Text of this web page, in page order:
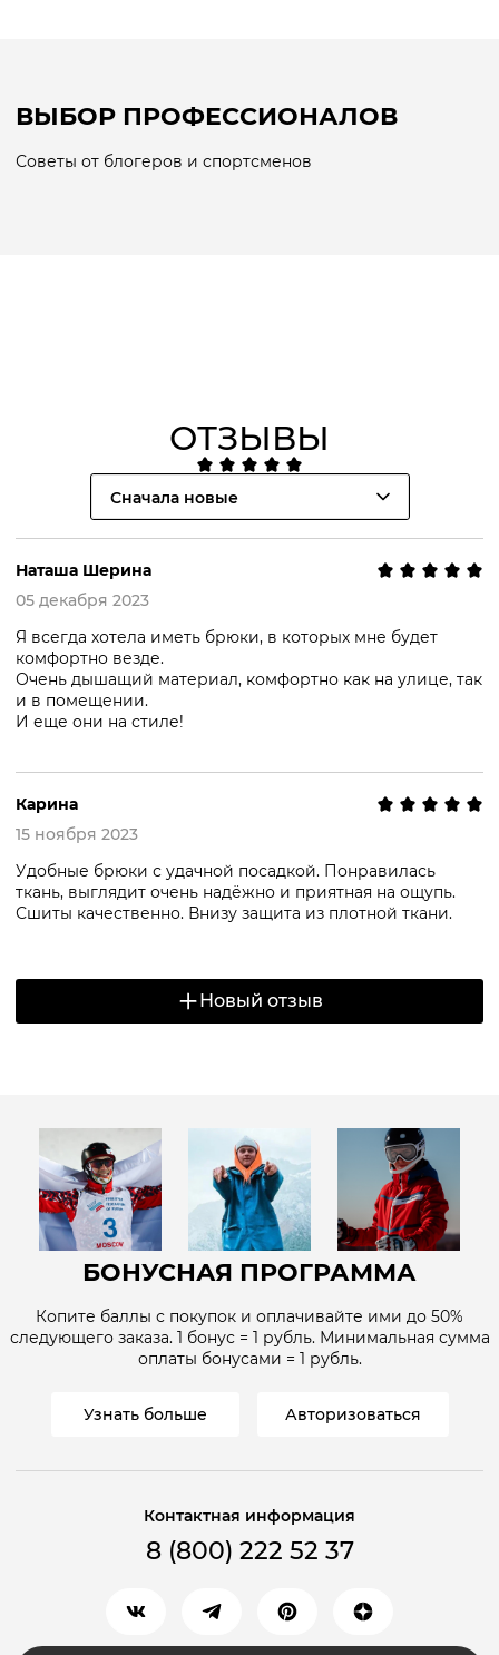
ВЫБОР ПРОФЕССИОНАЛОВ
Советы от блогеров и спортсменов
ОТЗЫВЫ
Сначала новые
Наташа Шерина
05 декабря 2023
Я всегда хотела иметь брюки, в которых мне будет
комфортно везде.
Очень дышащий материал, комфортно как на улице, так
и в помещении.
И еще они на стиле!
Карина
15 ноября 2023
Удобные брюки с удачной посадкой. Понравилась
ткань, выглядит очень надёжно и приятная на ощупь.
Сшиты качественно. Внизу защита из плотной ткани.
Новый отзыв
БОНУСНАЯ ПРОГРАММА
Копите баллы с покупок и оплачивайте ими до 50%
следующего заказа. 1 бонус = 1 рубль. Минимальная сумма
оплаты бонусами = 1 рубль.
Узнать больше Авторизоваться
Контактная информация
8 (800) 222 52 37